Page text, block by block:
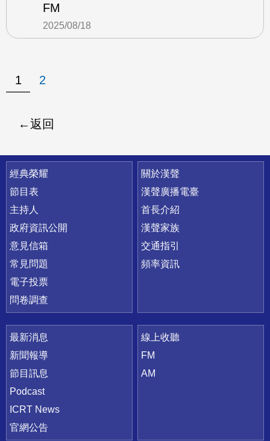
FM
2025/08/18
1 2
返回
快速連結
經典榮耀
節目表
主持人
政府資訊公開
意見信箱
常見問題
電子投票
問卷調查
關於漢聲
漢聲廣播電臺
首長介紹
漢聲家族
交通指引
頻率資訊
最新消息
新聞報導
節目訊息
Podcast
ICRT News
官網公告
線上收聽
FM
AM